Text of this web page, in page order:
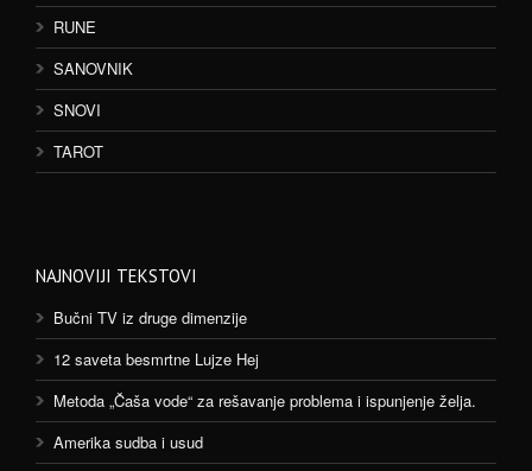
RUNE
SANOVNIK
SNOVI
TAROT
NAJNOVIJI TEKSTOVI
Bučni TV iz druge dimenzije
12 saveta besmrtne Lujze Hej
Metoda „Čaša vode“ za rešavanje problema i ispunjenje želja.
Amerika sudba i usud